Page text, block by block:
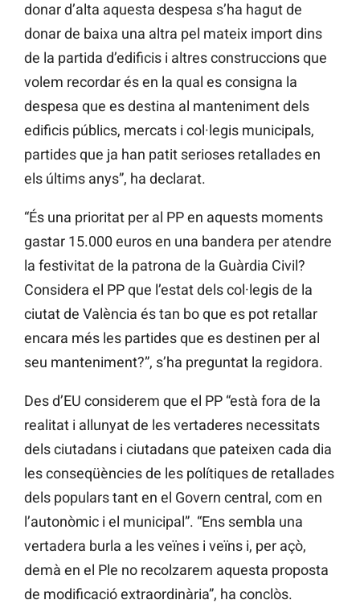
donar d’alta aquesta despesa s’ha hagut de
donar de baixa una altra pel mateix import dins
de la partida d’edificis i altres construccions que
volem recordar és en la qual es consigna la
despesa que es destina al manteniment dels
edificis públics, mercats i col·legis municipals,
partides que ja han patit serioses retallades en
els últims anys”, ha declarat.
“És una prioritat per al PP en aquests moments
gastar 15.000 euros en una bandera per atendre
la festivitat de la patrona de la Guàrdia Civil?
Considera el PP que l’estat dels col·legis de la
ciutat de València és tan bo que es pot retallar
encara més les partides que es destinen per al
seu manteniment?”, s’ha preguntat la regidora.
Des d’EU considerem que el PP “està fora de la
realitat i allunyat de les vertaderes necessitats
dels ciutadans i ciutadans que pateixen cada dia
les conseqüències de les polítiques de retallades
dels populars tant en el Govern central, com en
l’autonòmic i el municipal”. “Ens sembla una
vertadera burla a les veïnes i veïns i, per açò,
demà en el Ple no recolzarem aquesta proposta
de modificació extraordinària”, ha conclòs.